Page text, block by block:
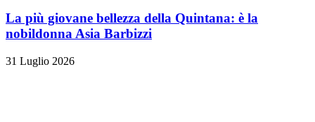
La più giovane bellezza della Quintana: è la
nobildonna Asia Barbizzi
31 Luglio 2026